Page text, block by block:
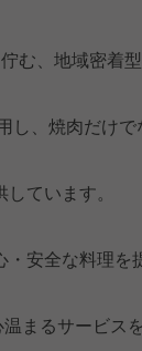
む、地域密
し、焼肉だけ
ています。
安全な料理を
まるサービス